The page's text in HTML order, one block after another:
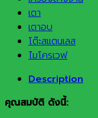
เตา
เตาอบ
โต๊ะสแตนเลส
ไมโครเวฟ
Description
คุณสมบัติ ดังนี้: